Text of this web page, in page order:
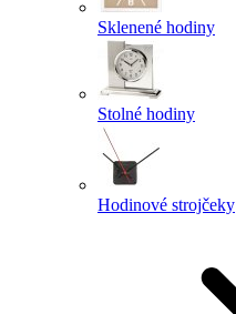
Sklenené hodiny
Stolné hodiny
Hodinové strojčeky